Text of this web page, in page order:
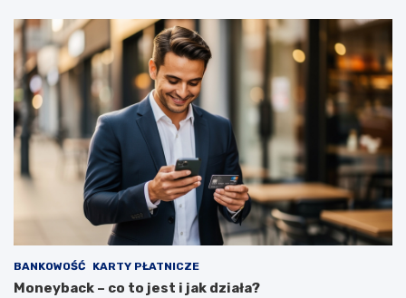
BANKOWOŚĆ KARTY PŁATNICZE
Moneyback – co to jest i jak działa?